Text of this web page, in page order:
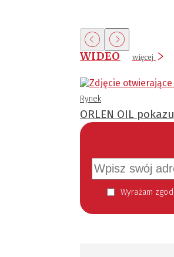
WIDEO więcej
Rynek
ORLEN OIL
Wyrażam zgodę na otrzymywanie informacji handlowej kierowanej do